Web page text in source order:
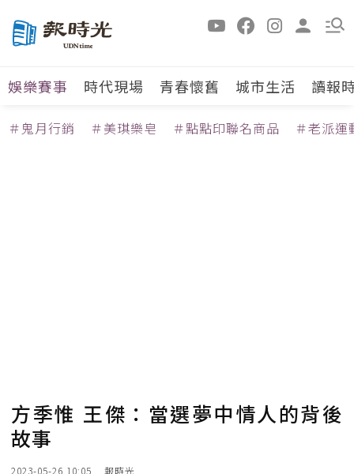
娛樂賽事 時代現場 青春懷舊 城市生活 讀報
＃鬼月行銷 ＃美琪樂皂 ＃點點印聯名商品 ＃老派運
方季惟 王傑：當選夢中情人的背後
故事
2023-05-26 10:05 報時光